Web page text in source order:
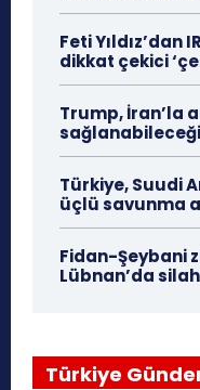
Feti Yıldız’dan
dikkat çekici
Trump, İran’la
Türkiye, Suudi
üçlü savunma
Fidan-Şeybani
Lübnan’da
Türkiye